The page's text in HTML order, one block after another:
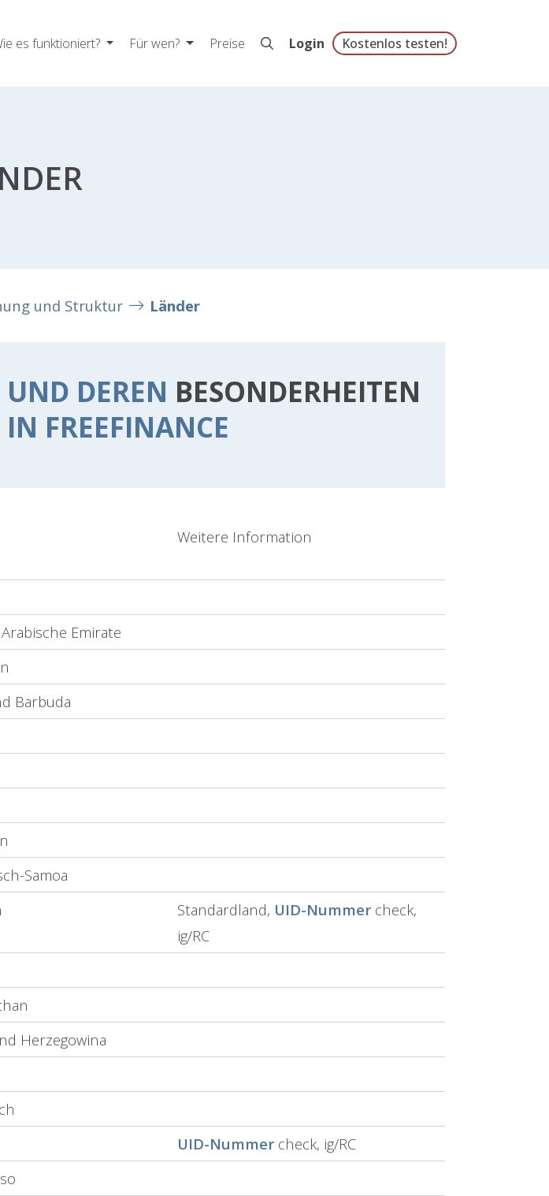
es funktioniert? Für wen? Preise Login Kostenlos testen!
und Struktur Länder
UND DEREN BESONDERHEITEN
IN FREEFINANCE
Weitere Information
Emirate
Barbuda
Samoa
Standardland, UID-Nummer check,
ig/RC
Herzegowina
UID-Nummer check, ig/RC